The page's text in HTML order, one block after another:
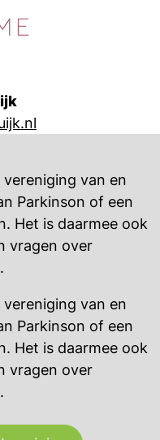
vereniging van en
Parkinson of een
Het is daarmee ook
vragen over
vereniging van en
Parkinson of een
Het is daarmee ook
vragen over